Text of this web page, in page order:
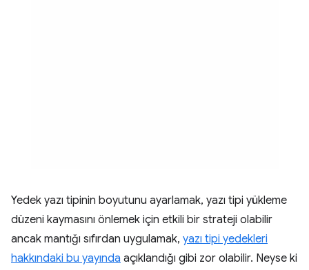
Yedek yazı tipinin boyutunu ayarlamak, yazı tipi yükleme
düzeni kaymasını önlemek için etkili bir strateji olabilir
ancak mantığı sıfırdan uygulamak, yazı tipi yedekleri
hakkındaki bu yayında açıklandığı gibi zor olabilir. Neyse ki